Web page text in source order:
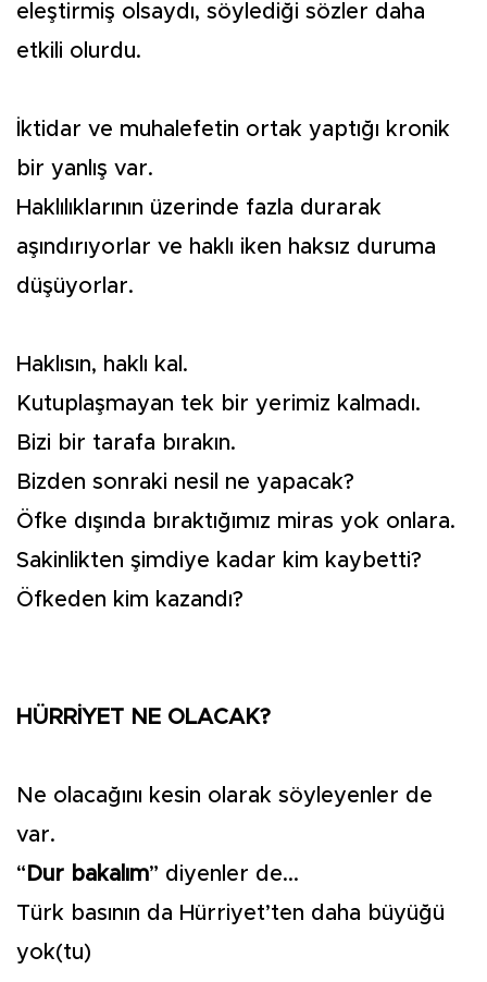
eleştirmiş olsaydı, söylediği sözler daha
etkili olurdu.
İktidar ve muhalefetin ortak yaptığı kronik
bir yanlış var.
Haklılıklarının üzerinde fazla durarak
aşındırıyorlar ve haklı iken haksız duruma
düşüyorlar.
Haklısın, haklı kal.
Kutuplaşmayan tek bir yerimiz kalmadı.
Bizi bir tarafa bırakın.
Bizden sonraki nesil ne yapacak?
Öfke dışında bıraktığımız miras yok onlara.
Sakinlikten şimdiye kadar kim kaybetti?
Öfkeden kim kazandı?
HÜRRİYET NE OLACAK?
Ne olacağını kesin olarak söyleyenler de
var.
“ Dur bakalım” diyenler de...
Türk basının da Hürriyet’ten daha büyüğü
yok(tu)